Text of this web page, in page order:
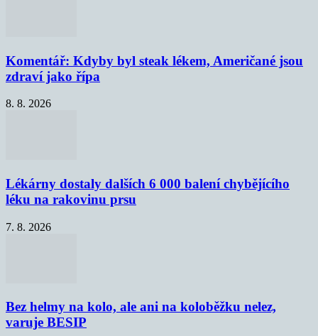
Komentář: Kdyby byl steak lékem, Američané jsou
zdraví jako řípa
8. 8. 2026
Lékárny dostaly dalších 6 000 balení chybějícího
léku na rakovinu prsu
7. 8. 2026
Bez helmy na kolo, ale ani na koloběžku nelez,
varuje BESIP